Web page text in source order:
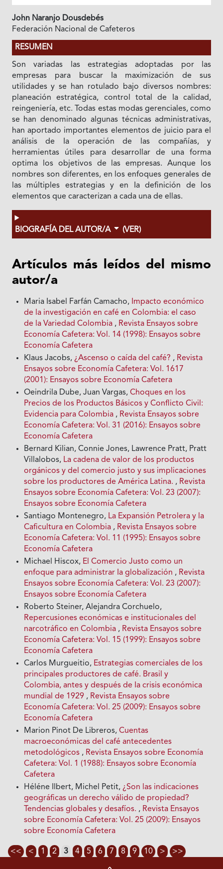
John Naranjo Dousdebés
Federación Nacional de Cafeteros
RESUMEN
Son variadas las estrategias adoptadas por las
empresas para buscar Ia maximización de sus
utilidades y se han rotulado bajo diversos nombres:
planeación estratégica, control total de Ia calidad,
reingeniería, etc. Todas estas modas gerenciales, como
se han denominado algunas técnicas administrativas,
han aportado importantes elementos de juicio para el
análisis de Ia operación de las compañías, y
herramientas útiles para desarrollar de una forma
optima los objetivos de las empresas. Aunque los
nombres son diferentes, en los enfoques generales de
las múltiples estrategias y en Ia definición de los
elementos que caracterizan a cada una de ellas.
BIOGRAFÍA DEL AUTOR/A (VER)
Artículos más leídos del mismo
autor/a
Maria Isabel Farfán Camacho, Impacto económico
de la investigación en café en Colombia: el caso
de la Variedad Colombia , Revista Ensayos sobre
Economía Cafetera: Vol. 14 (1998): Ensayos sobre
Economía Cafetera
Klaus Jacobs, ¿Ascenso o caída del café? , Revista
Ensayos sobre Economía Cafetera: Vol. 1617
(2001): Ensayos sobre Economía Cafetera
Oeindrila Dube, Juan Vargas,Choques en los
Precios de los Productos Básicos y Conflicto Civil:
Evidencia para Colombia , Revista Ensayos sobre
Economía Cafetera: Vol. 31 (2016): Ensayos sobre
Economía Cafetera
Bernard Kilian, Connie Jones, Lawrence Pratt, Pratt
Villalobos, La cadena de valor de los productos
orgánicos y del comercio justo y sus implicaciones
sobre los productores de América Latina. , Revista
Ensayos sobre Economía Cafetera: Vol. 23 (2007):
Ensayos sobre Economía Cafetera
Santiago Montenegro, La Expansión Petrolera y la
Caficultura en Colombia , Revista Ensayos sobre
Economía Cafetera: Vol. 11 (1995): Ensayos sobre
Economía Cafetera
Michael Hiscox, El Comercio Justo como un
enfoque para administrar Ia globalización , Revista
Ensayos sobre Economía Cafetera: Vol. 23 (2007):
Ensayos sobre Economía Cafetera
Roberto Steiner, Alejandra Corchuelo,
Repercusiones económicas e institucionales del
narcotráfico en Colombia , Revista Ensayos sobre
Economía Cafetera: Vol. 15 (1999): Ensayos sobre
Economía Cafetera
Carlos Murgueitio, Estrategias comerciales de los
principales productores de café. Brasil y
Colombia, antes y después de Ia crisis económica
mundial de 1929 , Revista Ensayos sobre
Economía Cafetera: Vol. 25 (2009): Ensayos sobre
Economía Cafetera
Marion Pinot De Libreros,Cuentas
macroeconómicas del café antecedentes
metodológicos , Revista Ensayos sobre Economía
Cafetera: Vol. 1 (1988): Ensayos sobre Economía
Cafetera
Héléne Ilbert, Michel Petit, ¿Son las indicaciones
geográficas un derecho válido de propiedad?
Tendencias globales y desafíos. , Revista Ensayos
sobre Economía Cafetera: Vol. 25 (2009): Ensayos
sobre Economía Cafetera
<< < 1 2 3 4 5 6 7 8 9 10 > >>